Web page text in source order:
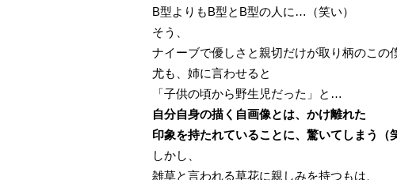
B型よりもB型とB型の人に…（笑い）
そう、
ナイーブで優しさと親切だけが取り柄のこの
尤も、姉に言わせると
「子供の頃から野生児だった」と…
自分自身の描く自画像とは、かけ離れた
印象を持たれていることに、驚いてしまう（
しかし、
雑草と言われる草花に親しみを持つもは、